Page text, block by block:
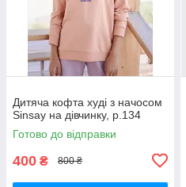
Дитяча кофта худі з начосом
Sinsay на дівчинку, р.134
Готово до відправки
400 ₴ 800 ₴